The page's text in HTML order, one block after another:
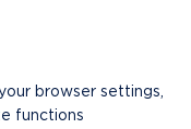
wedi gwneud o dan
barchu’r cynnydd
prin dim effaith ar
browser settings,
functions